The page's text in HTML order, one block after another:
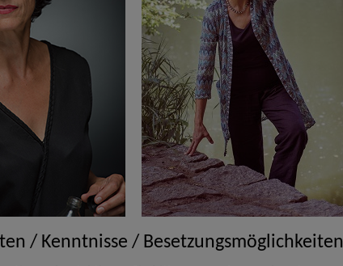
/ Kenntnisse / Besetzungsmöglichkeiten